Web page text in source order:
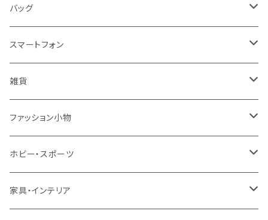
トップス
コート・ジャケット
水着・オーバーウェア
メンズ
バッグ
帽子
キッズ＆ベビー
浴衣
レディース
サンダル
スニーカー
メンズ
サンダル
キッズ＆ベビー
バッグ
レディース
メンズ
キッズ＆ベビー
スマートフォン
アクセサリ
ケース・カバー
ケーブル・アダプター
ケース
スタント
フィルム
雑貨
ガラス
タオル
キーホルダー
ファッション小物
サングラス・眼鏡
手芸・ハンドメイド用品
ホビー・スポーツ
アウトドア・キャンプ・登山
家具・インテリア